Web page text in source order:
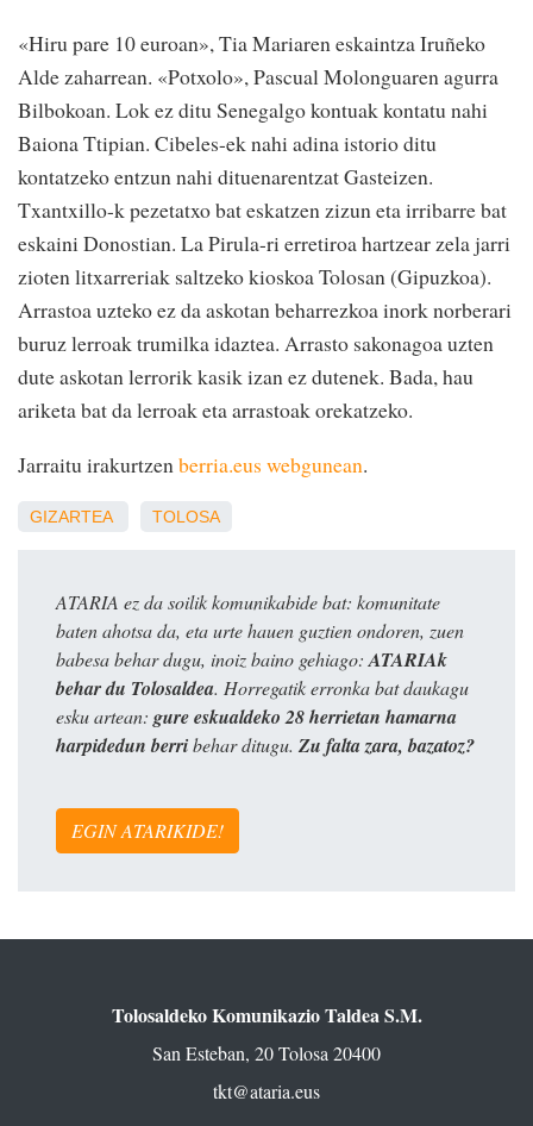
«Hiru pare 10 euroan», Tia Mariaren eskaintza Iruñeko
Alde zaharrean. «Potxolo», Pascual Molonguaren agurra
Bilbokoan. Lok ez ditu Senegalgo kontuak kontatu nahi
Baiona Ttipian. Cibeles-ek nahi adina istorio ditu
kontatzeko entzun nahi dituenarentzat Gasteizen.
Txantxillo-k pezetatxo bat eskatzen zizun eta irribarre bat
eskaini Donostian. La Pirula-ri erretiroa hartzear zela jarri
zioten litxarreriak saltzeko kioskoa Tolosan (Gipuzkoa).
Arrastoa uzteko ez da askotan beharrezkoa inork norberari
buruz lerroak trumilka idaztea. Arrasto sakonagoa uzten
dute askotan lerrorik kasik izan ez dutenek. Bada, hau
ariketa bat da lerroak eta arrastoak orekatzeko.
Jarraitu irakurtzenberria.eus webgunean.
GIZARTEA TOLOSA
ATARIA ez da soilik komunikabide bat: komunitate
baten ahotsa da, eta urte hauen guztien ondoren, zuen
babesa behar dugu, inoiz baino gehiago: ATARIAk
behar du Tolosaldea. Horregatik erronka bat daukagu
esku artean: gure eskualdeko 28 herrietan hamarna
harpidedun berribehar ditugu. Zu falta zara, bazatoz?
EGIN ATARIKIDE!
Tolosaldeko Komunikazio Taldea S.M.
San Esteban, 20 Tolosa 20400
tkt@ataria.eus